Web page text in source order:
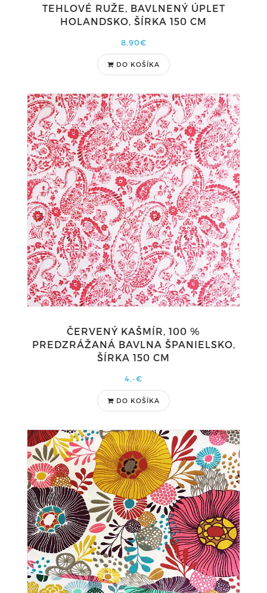
TEHLOVÉ RUŽE, BAVLNENÝ ÚPLET
HOLANDSKO, ŠÍRKA 150 CM
8,90€
DO KOŠÍKA
ČERVENÝ KAŠMÍR, 100 %
PREDZRÁŽANÁ BAVLNA ŠPANIELSKO,
ŠÍRKA 150 CM
4,-€
DO KOŠÍKA